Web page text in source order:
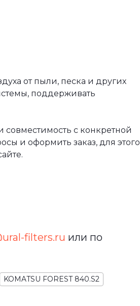
от пыли, песка и других
поддерживать
с конкретной
и оформить заказ, для этого
filters.ru или по
KOMATSU FOREST 840.S2